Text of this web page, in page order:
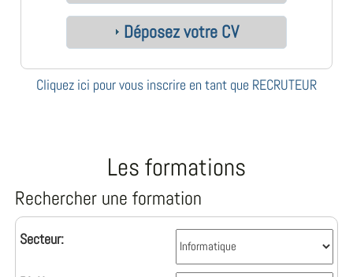
Déposez votre CV
Cliquez ici pour vous inscrire en tant que RECRUTEUR
Les formations
Rechercher une formation
Secteur: